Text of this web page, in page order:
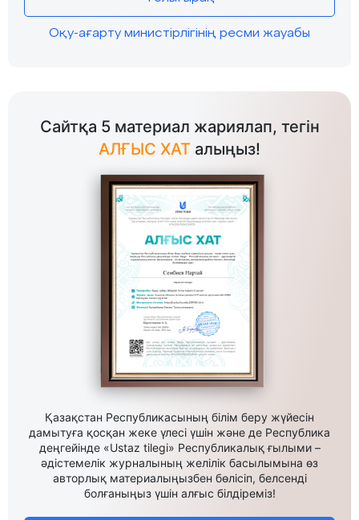
Оқу-ағарту министірлігінің ресми жауабы
Сайтқа 5 материал жариялап, тегін
АЛҒЫС ХАТ алыңыз!
Қазақстан Республикасының білім беру жүйесін
дамытуға қосқан жеке үлесі үшін және де Республика
деңгейінде «Ustaz tilegi» Республикалық ғылыми –
әдістемелік журналының желілік басылымына өз
авторлық материалыңызбен бөлісіп, белсенді
болғаныңыз үшін алғыс білдіреміз!